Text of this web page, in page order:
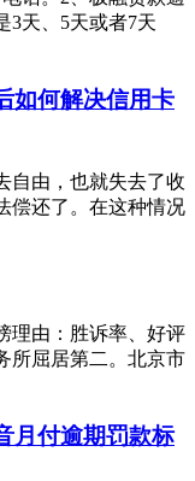
3天、5天或者7天
如何解决信用卡
自由，也就失去了收
偿还了。在这种情况
理由：胜诉率、好评
所屈居第二。北京市
月付逾期罚款标